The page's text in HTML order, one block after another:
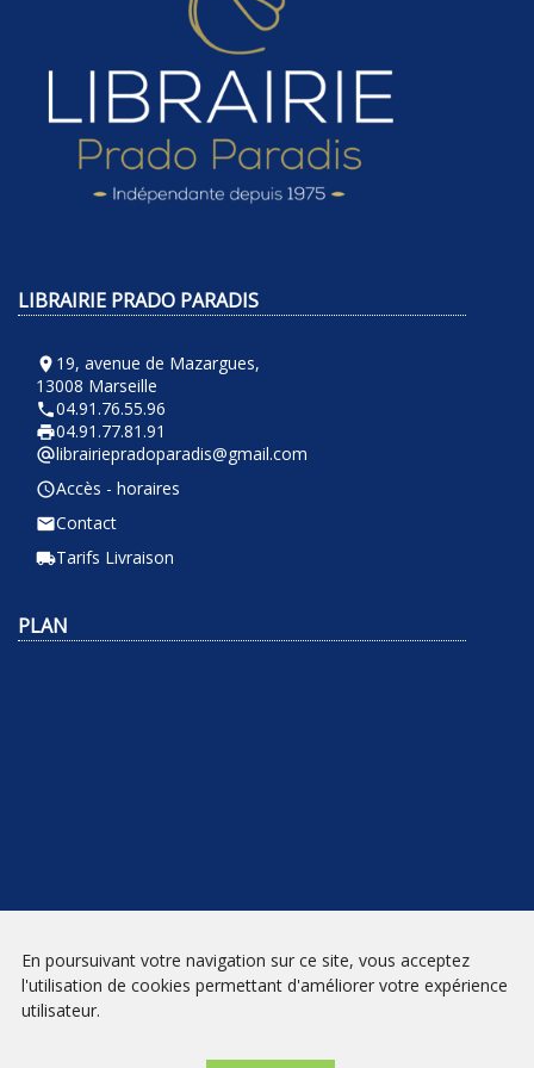
LIBRAIRIE PRADO PARADIS
room 19, avenue de Mazargues,
13008 Marseille
phone04.91.76.55.96
local_printshop04.91.77.81.91
alternate_emaillibrairiepradoparadis@gmail.com
query_builderAccès - horaires
emailContact
local_shippingTarifs Livraison
PLAN
NEWSLETTER
En poursuivant votre navigation sur ce site, vous acceptez
l'utilisation de cookies permettant d'améliorer votre expérience
utilisateur.